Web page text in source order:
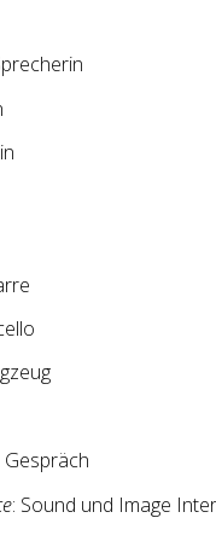
: Sound und Image